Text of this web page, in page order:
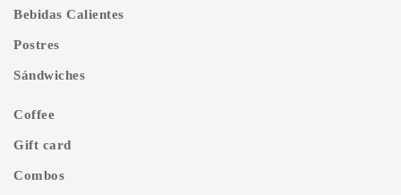
Bebidas Calientes
Postres
Sándwiches
Coffee
Gift card
Combos